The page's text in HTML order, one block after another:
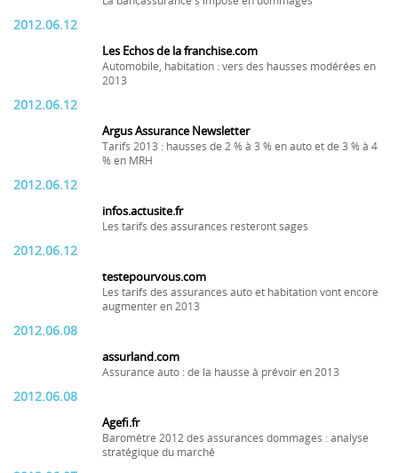
2012.06.12
Les Echos de la franchise.com
Automobile, habitation : vers des hausses modérées en
2013
2012.06.12
Argus Assurance Newsletter
Tarifs 2013 : hausses de 2 % à 3 % en auto et de 3 % à 4
% en MRH
2012.06.12
infos.actusite.fr
Les tarifs des assurances resteront sages
2012.06.12
testepourvous.com
Les tarifs des assurances auto et habitation vont encore
augmenter en 2013
2012.06.08
assurland.com
Assurance auto : de la hausse à prévoir en 2013
2012.06.08
Agefi.fr
Baromètre 2012 des assurances dommages : analyse
stratégique du marché